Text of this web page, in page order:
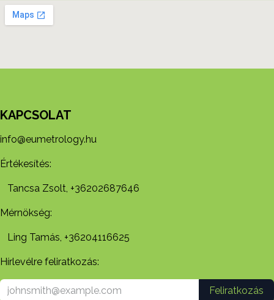
KAPCSOLAT
info@eumetrology.hu
Értékesítés:
Tancsa Zsolt, +36202687646
Mérnökség:
Ling Tamás, +36204116625
Hírlevélre feliratkozás:
Feliratkozás